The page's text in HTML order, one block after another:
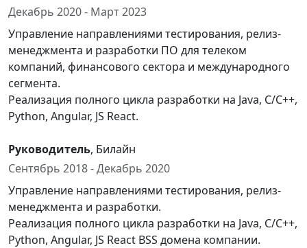
Декабрь 2020 - Март 2023
Управление направлениями тестирования, релиз-
менеджмента и разработки ПО для телеком
компаний, финансового сектора и международного
сегмента.
Реализация полного цикла разработки на Java, C/C++,
Python, Angular, JS React.
Руководитель, Билайн
Сентябрь 2018 - Декабрь 2020
Управление направлениями тестирования, релиз-
менеджмента и разработки.
Реализация полного цикла разработки на Java, C/C++,
Python, Angular, JS React BSS домена компании.